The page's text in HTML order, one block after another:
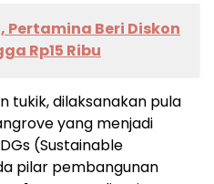
Pertamina Beri Diskon
Rp15 Ribu
tukik, dilaksanakan pula
yang menjadi
(Sustainable
pilar pembangunan